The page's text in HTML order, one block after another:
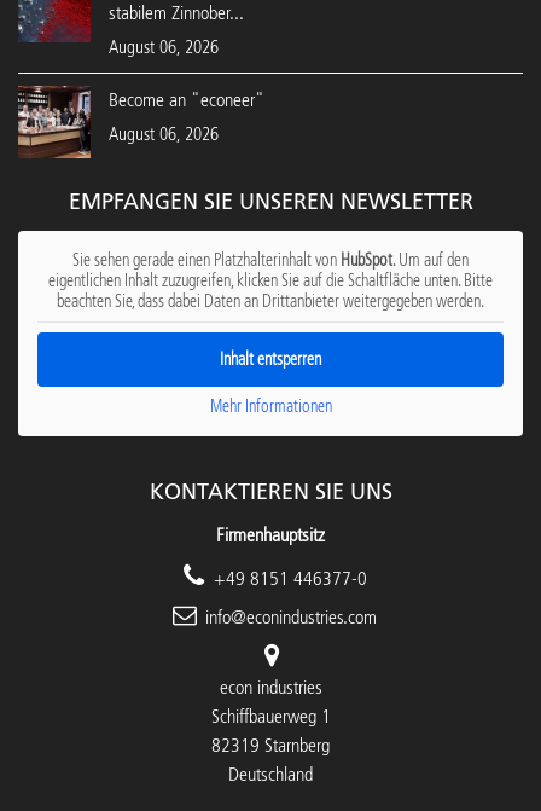
stabilem Zinnober...
August 06, 2026
Become an "econeer"
August 06, 2026
EMPFANGEN SIE UNSEREN NEWSLETTER
Sie sehen gerade einen Platzhalterinhalt von HubSpot. Um auf den
eigentlichen Inhalt zuzugreifen, klicken Sie auf die Schaltfläche unten. Bitte
beachten Sie, dass dabei Daten an Drittanbieter weitergegeben werden.
Inhalt entsperren
Mehr Informationen
KONTAKTIEREN SIE UNS
Firmenhauptsitz
+49 8151 446377-0
info@econindustries.com
econ industries
Schiffbauerweg 1
82319 Starnberg
Deutschland